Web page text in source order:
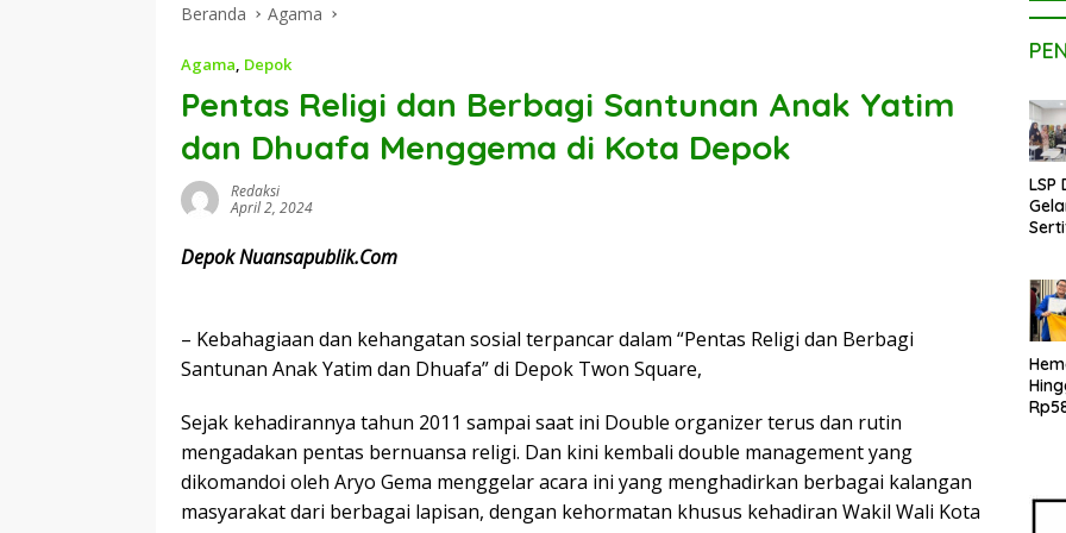
Beranda Agama
Agama, Depok
Pentas Religi dan Berbagi Santunan Anak Yatim
dan Dhuafa Menggema di Kota Depok
Redaksi
April 2, 2024
Depok Nuansapublik.Com
– Kebahagiaan dan kehangatan sosial terpancar dalam “Pentas Religi dan Berbagi
Santunan Anak Yatim dan Dhuafa” di Depok Twon Square,
Sejak kehadirannya tahun 2011 sampai saat ini Double organizer terus dan rutin
mengadakan pentas bernuansa religi. Dan kini kembali double management yang
dikomandoi oleh Aryo Gema menggelar acara ini yang menghadirkan berbagai kalangan
masyarakat dari berbagai lapisan, dengan kehormatan khusus kehadiran Wakil Wali Kota
LSP
MBI